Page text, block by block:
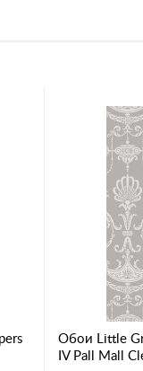
Обои Little
IV Pall Mall